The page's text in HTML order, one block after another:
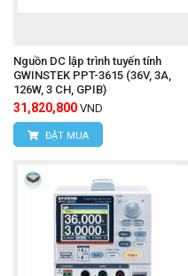
Nguồn DC lập trình tuyến tính
GWINSTEK PPT-3615 (36V, 3A,
126W, 3 CH, GPIB)
31,820,800 VND
ĐẶT MUA